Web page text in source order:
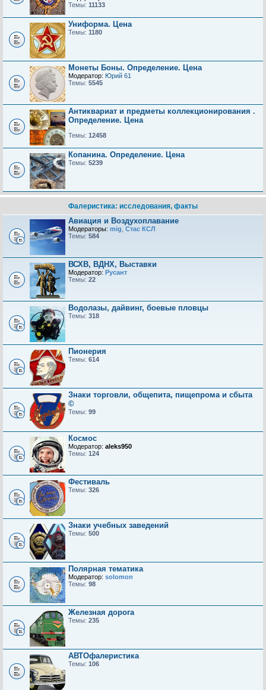
Темы: 11133
Униформа. Цена
Темы: 1180
Монеты Боны. Определение. Цена
Модератор: Юрий 61
Темы: 5545
Антиквариат и предметы коллекционирования .
Определение. Цена
Темы: 12458
Копанина. Определение. Цена
Темы: 5239
Фалеристика: исследования, факты
Авиация и Воздухоплавание
Модераторы: mig Стас КСЛ
Темы: 584
ВСХВ, ВДНХ, Выставки
Модератор: Русант
Темы: 22
Водолазы, дайвинг, боевые пловцы
Темы: 318
Пионерия
Темы: 614
Знаки торговли, общепита, пищепрома и сбыта
©
Темы: 99
Космос
Модератор: aleks950
Темы: 124
Фестиваль
Темы: 326
Знаки учебных заведений
Темы: 500
Полярная тематика
Модератор: solomon
Темы: 98
Железная дорога
Темы: 235
АВТОфалеристика
Темы: 106